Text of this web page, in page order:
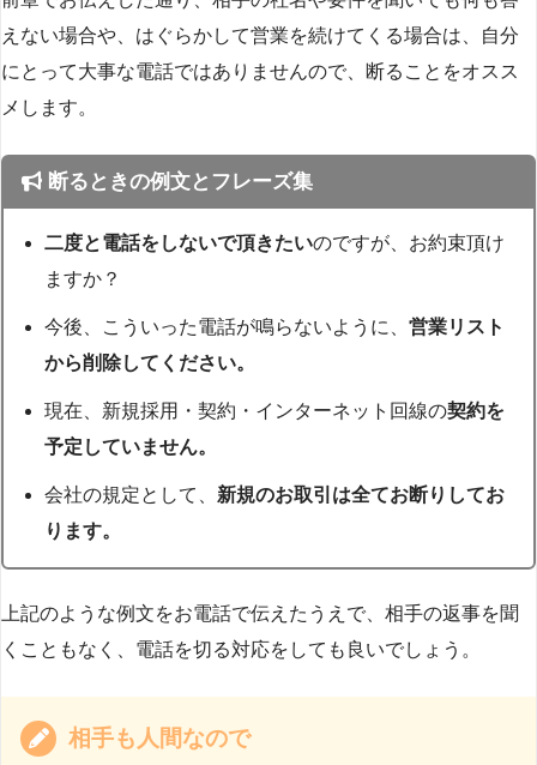
えない場合や、はぐらかして営業を続けてくる場合は、自分
にとって大事な電話ではありませんので、断ることをオスス
メします。
断るときの例文とフレーズ集
二度と電話をしないで頂きたいのですが、お約束頂け
ますか？
今後、こういった電話が鳴らないように、営業リスト
から削除してください。
現在、新規採用・契約・インターネット回線の契約を
予定していません。
会社の規定として、 新規のお取引は全てお断りしてお
ります。
上記のような例文をお電話で伝えたうえで、相手の返事を聞
くこともなく、電話を切る対応をしても良いでしょう。
相手も人間なので